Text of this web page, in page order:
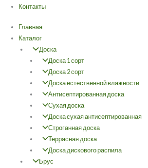
Контакты
Главная
Каталог
Доска
Доска 1 сорт
Доска 2 сорт
Доска естественной влажности
Антисептированная доска
Сухая доска
Доска сухая антисептированная
Строганная доска
Террасная доска
Доска дискового распила
Брус